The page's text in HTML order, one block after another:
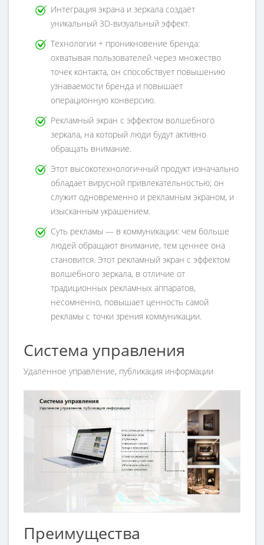
Интеграция экрана и зеркала создаёт
уникальный 3D-визуальный эффект.
Технологии + проникновение бренда:
охватывая пользователей через множество
точек контакта, он способствует повышению
узнаваемости бренда и повышает
операционную конверсию.
Рекламный экран с эффектом волшебного
зеркала, на который люди будут активно
обращать внимание.
Этот высокотехнологичный продукт изначально
обладает вирусной привлекательностью; он
служит одновременно и рекламным экраном, и
изысканным украшением.
Суть рекламы — в коммуникации: чем больше
людей обращают внимание, тем ценнее она
становится. Этот рекламный экран с эффектом
волшебного зеркала, в отличие от
традиционных рекламных аппаратов,
несомненно, повышает ценность самой
рекламы с точки зрения коммуникации.
Система управления
Удаленное управление, публикация информации
Преимущества